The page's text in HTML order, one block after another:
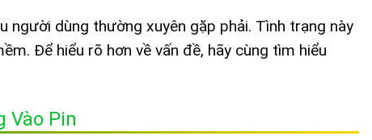
người dùng thường xuyên gặp phải. Tình trạng này
Để hiểu rõ hơn về vấn đề, hãy cùng tìm hiểu
Vào Pin